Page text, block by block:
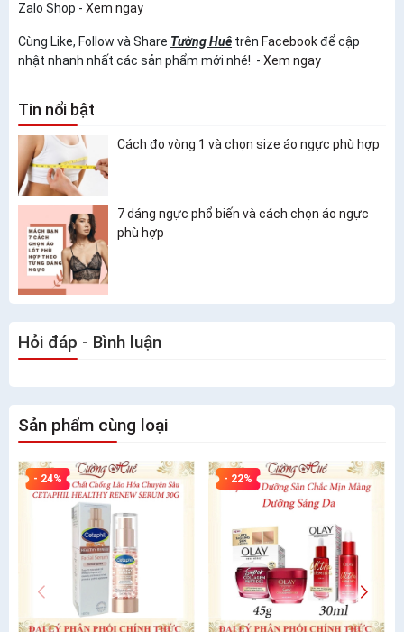
Zalo Shop - Xem ngay
Cùng Like, Follow và Share Tường Huê trên Facebookđể cập
nhật nhanh nhất các sản phẩm mới nhé! - Xem ngay
Tin nổi bật
Cách đo vòng 1 và chọn size áo ngực phù hợp
7 dáng ngực phổ biến và cách chọn áo ngực
phù hợp
Hỏi đáp - Bình luận
Sản phẩm cùng loại
- 24% - 22%